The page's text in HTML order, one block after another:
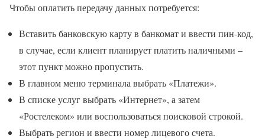
Чтобы оплатить передачу данных потребуется:
Вставить банковскую карту в банкомат и ввести пин-код,
в случае, если клиент планирует платить наличными –
этот пункт можно пропустить.
В главном меню терминала выбрать «Платежи».
В списке услуг выбрать «Интернет», а затем
«Ростелеком» или воспользоваться поисковой строкой.
Выбрать регион и ввести номер лицевого счета.